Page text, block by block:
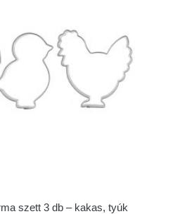
szett 3 db – kakas, tyúk